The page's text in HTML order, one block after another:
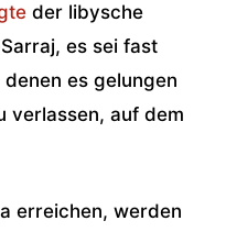
der libysche
es sei fast
es gelungen
verlassen, auf dem
erreichen, werden